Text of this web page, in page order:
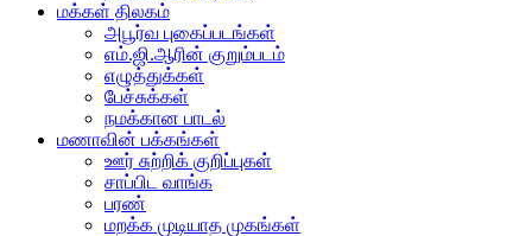
மக்கள் திலகம்
அபூர்வ புகைப்படங்கள்
எம்.ஜி.ஆரின் குறும்படம்
எழுத்துக்கள்
பேச்சுக்கள்
நமக்கான பாடல்
மணாவின் பக்கங்கள்
ஊர் சுற்றிக் குறிப்புகள்
சாப்பிட வாங்க
பரண்
மறக்க முடியாத முகங்கள்